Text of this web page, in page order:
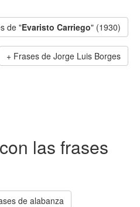
de "Evaristo Carriego" (1930)
Frases de Jorge Luis Borges
las frases
de alabanza